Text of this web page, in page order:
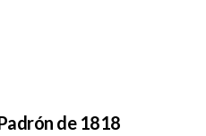
de 1818